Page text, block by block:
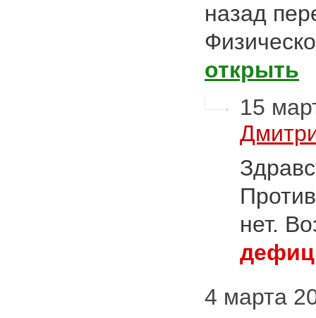
назад
открыть
15
нет.
4 марта